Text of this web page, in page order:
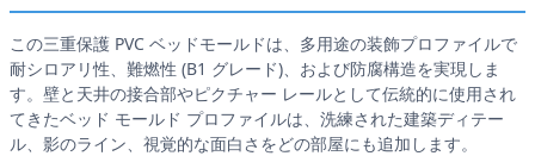
この三重保護 PVC ベッドモールドは、多用途の装飾プロファイルで
耐シロアリ性、難燃性 (B1 グレード)、および防腐構造を実現しま
す。壁と天井の接合部やピクチャー レールとして伝統的に使用され
てきたベッド モールド プロファイルは、洗練された建築ディテー
ル、影のライン、視覚的な面白さをどの部屋にも追加します。